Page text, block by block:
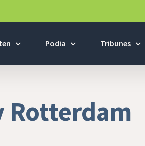
Podia Tribunes
Rotterdam